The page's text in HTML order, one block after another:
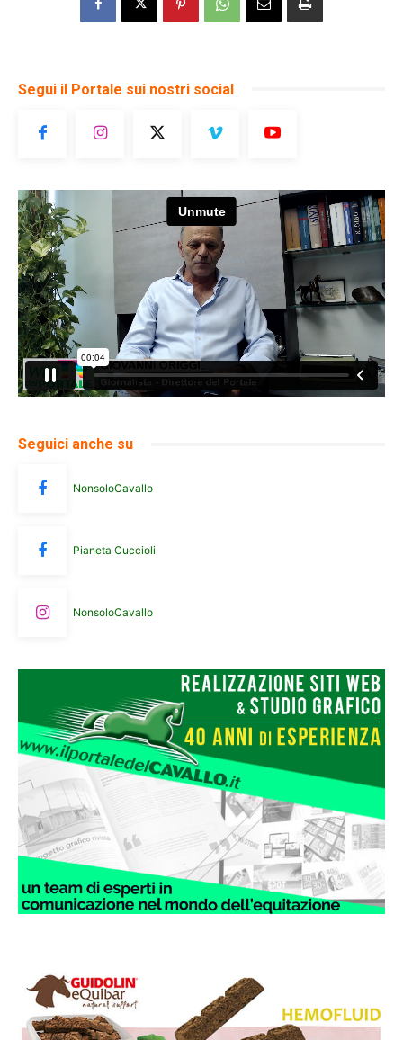
Segui il Portale sui nostri social
Seguici anche su
NonsoloCavallo
Pianeta Cuccioli
NonsoloCavallo